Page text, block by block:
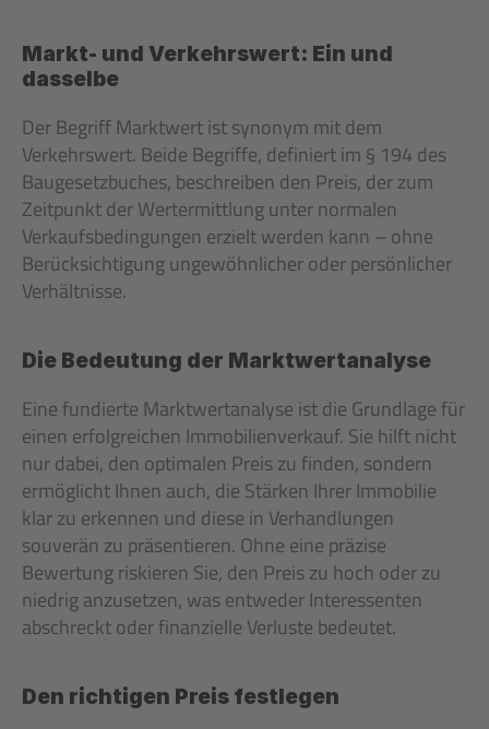
Markt- und Verkehrswert: Ein und
dasselbe
Der Begriff Marktwert ist synonym mit dem
Verkehrswert. Beide Begriffe, definiert im § 194 des
Baugesetzbuches, beschreiben den Preis, der zum
Zeitpunkt der Wertermittlung unter normalen
Verkaufsbedingungen erzielt werden kann – ohne
Berücksichtigung ungewöhnlicher oder persönlicher
Verhältnisse.
Die Bedeutung der Marktwertanalyse
Eine fundierte Marktwertanalyse ist die Grundlage für
einen erfolgreichen Immobilienverkauf. Sie hilft nicht
nur dabei, den optimalen Preis zu finden, sondern
ermöglicht Ihnen auch, die Stärken Ihrer Immobilie
klar zu erkennen und diese in Verhandlungen
souverän zu präsentieren. Ohne eine präzise
Bewertung riskieren Sie, den Preis zu hoch oder zu
niedrig anzusetzen, was entweder Interessenten
abschreckt oder finanzielle Verluste bedeutet.
Den richtigen Preis festlegen